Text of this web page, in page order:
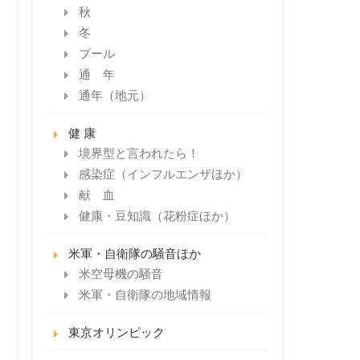
秋
冬
プール
通 年
通年（地元）
健 康
境界型と言われたら！
感染症（インフルエンザほか）
献 血
健康・豆知識（花粉症ほか）
米軍・自衛隊の騒音ほか
米空母機の騒音
米軍・自衛隊の地域情報
東京オリンピック